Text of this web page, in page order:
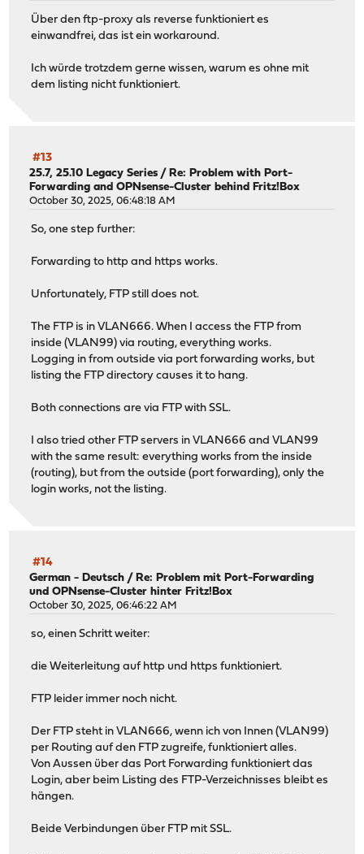
Über den ftp-proxy als reverse funktioniert es
einwandfrei, das ist ein workaround.
Ich würde trotzdem gerne wissen, warum es ohne mit
dem listing nicht funktioniert.
#13
25.7, 25.10 Legacy Series /Re: Problem with Port-
Forwarding and OPNsense-Cluster behind Fritz!Box
October 30, 2025, 06:48:18 AM
So, one step further:
Forwarding to http and https works.
Unfortunately, FTP still does not.
The FTP is in VLAN666. When I access the FTP from
inside (VLAN99) via routing, everything works.
Logging in from outside via port forwarding works, but
listing the FTP directory causes it to hang.
Both connections are via FTP with SSL.
I also tried other FTP servers in VLAN666 and VLAN99
with the same result: everything works from the inside
(routing), but from the outside (port forwarding), only the
login works, not the listing.
#14
German - Deutsch /Re: Problem mit Port-Forwarding
und OPNsense-Cluster hinter Fritz!Box
October 30, 2025, 06:46:22 AM
so, einen Schritt weiter:
die Weiterleitung auf http und https funktioniert.
FTP leider immer noch nicht.
Der FTP steht in VLAN666, wenn ich von Innen (VLAN99)
per Routing auf den FTP zugreife, funktioniert alles.
Von Aussen über das Port Forwarding funktioniert das
Login, aber beim Listing des FTP-Verzeichnisses bleibt es
hängen.
Beide Verbindungen über FTP mit SSL.